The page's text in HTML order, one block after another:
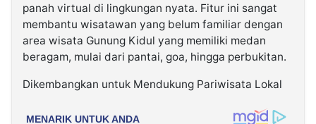
panah virtual di lingkungan nyata. Fitur ini sangat
membantu wisatawan yang belum familiar dengan
area wisata Gunung Kidul yang memiliki medan
beragam, mulai dari pantai, goa, hingga perbukitan.
Dikembangkan untuk Mendukung Pariwisata Lokal